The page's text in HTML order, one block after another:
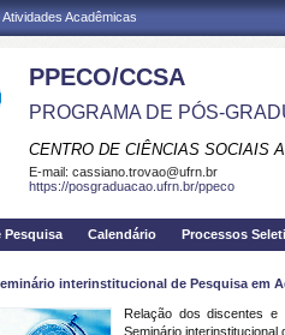
Acadêmicas
PPECO/CCSA
PROGRAMA DE PÓS-
CENTRO DE CIÊNCIAS SOCIAIS
E-mail: cassiano.trovao@ufrn.br
https://posgraduacao.ufrn.br/ppeco
Pesquisa Calendário Processos
interinstitucional de Pesquisa em
Relação dos discentes
Seminário interinstitucional